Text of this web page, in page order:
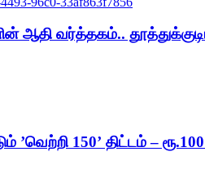
ஆதி வர்த்தகம்..
’வெற்றி 150’ திட்டம் –